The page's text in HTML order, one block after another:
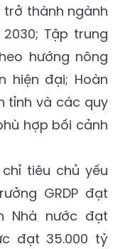
thành ngành
Tập trung
hướng nông
hiện đại; Hoàn
tỉnh và các quy
hợp bối cảnh
tiêu chủ yếu
GRDP đạt
Nhà nước đạt
đạt 35.000 tỷ